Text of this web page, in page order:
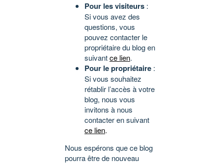
Pour les visiteurs :
Si vous avez des
questions, vous
pouvez contacter le
propriétaire du blog en
suivantce lien.
Pour le propriétaire :
Si vous souhaitez
rétablir l’accès à votre
blog, nous vous
invitons à nous
contacter en suivant
ce lien.
Nous espérons que ce blog
pourra être de nouveau